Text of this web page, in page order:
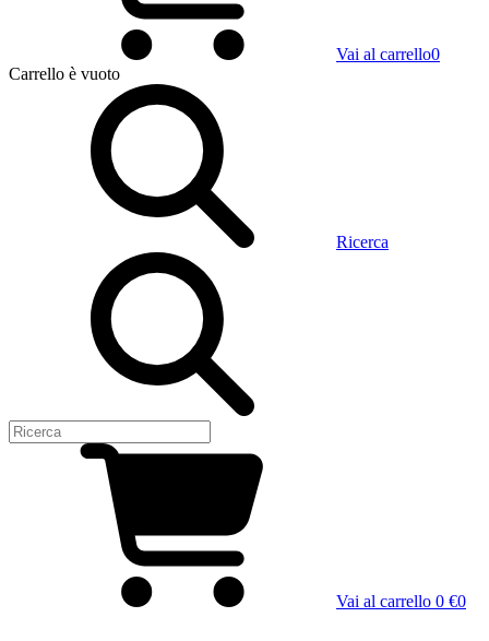
Vai al carrello0
Carrello è vuoto
Ricerca
Vai al carrello 0 €0